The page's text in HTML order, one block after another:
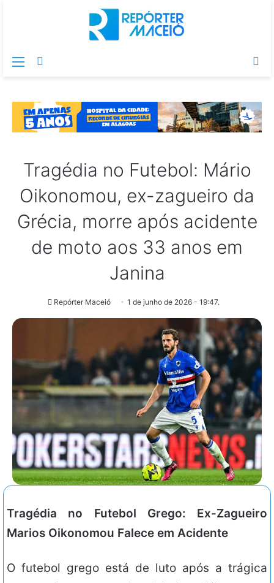
Menu
Tragédia no Futebol: Mário
Oikonomou, ex-zagueiro da
Grécia, morre após acidente
de moto aos 33 anos em
Janina
Repórter Maceió 1 de junho de 2026 - 19:47.
Tragédia no Futebol Grego: Ex-Zagueiro
Marios Oikonomou Falece em Acidente
O futebol grego está de luto após a trágica